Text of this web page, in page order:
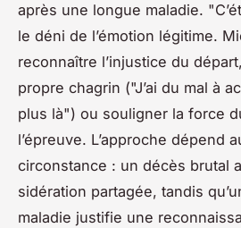
après une longue maladie.
le déni de l’émotion légitime.
reconnaître l’injustice du
propre chagrin ("J’ai du mal à
plus là") ou souligner la force
l’épreuve. L’approche dépend
circonstance : un décès brutal
sidération partagée, tandis
maladie justifie une